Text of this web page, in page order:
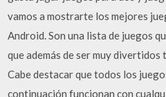
vamos a mostrarte los mejores
Android. Son una lista de juegos
que además de ser muy
Cabe destacar que todos los
continuación funcionan con